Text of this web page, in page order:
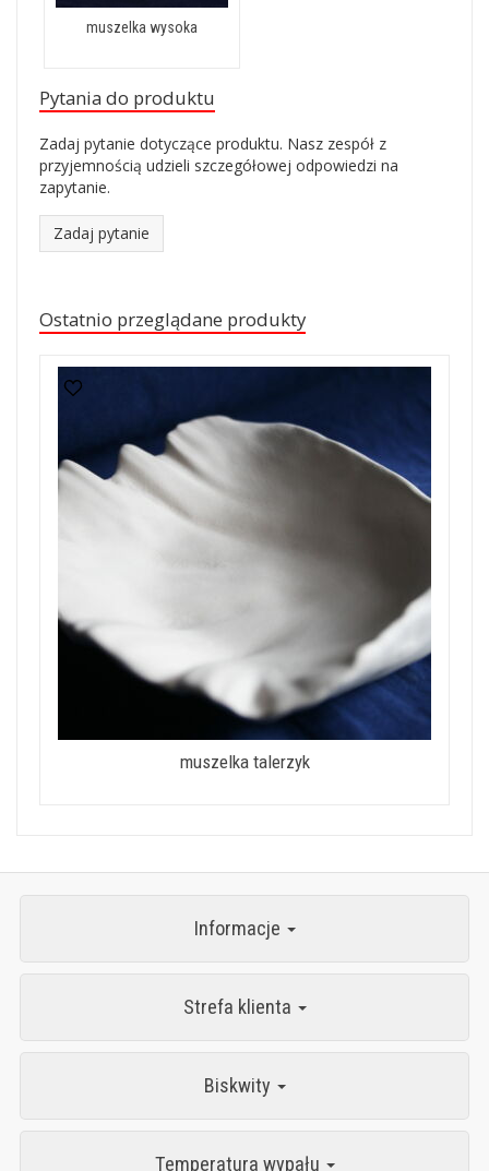
muszelka wysoka
Pytania do produktu
Zadaj pytanie dotyczące produktu. Nasz zespół z
przyjemnością udzieli szczegółowej odpowiedzi na
zapytanie.
Zadaj pytanie
Ostatnio przeglądane produkty
muszelka talerzyk
Informacje
Strefa klienta
Biskwity
Temperatura wypału